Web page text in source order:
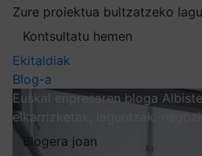
Zure proiektua bultzatzeko
Kontsultatu hemen
Ekitaldiak
Blog-a
Euskal enpresaren bloga
elkarrizketak, laguntzak,
Blogera joan